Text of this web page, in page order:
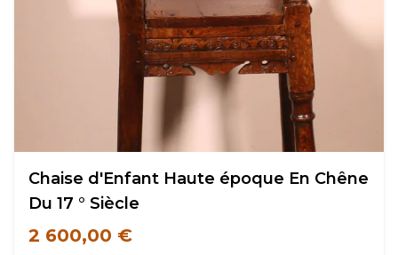
Chaise d'Enfant Haute époque En Chêne
Du 17 ° Siècle
2 600,00 €